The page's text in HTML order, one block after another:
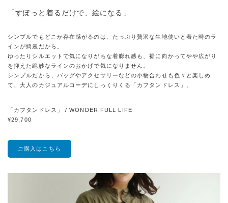
「すぽっと着るだけで、絵になる」
シンプルでもどこか存在感がるのは、たっぷり贅沢な生地使いと着た時のラ
インが綺麗だから。
ゆったりシルエットで気になりがちな着膨れ感も、裾に向かってやや広がり
を抑えた絶妙なラインのおかげで気になりません。
シンプルだから、バッグやアクセサリーなどの小物合わせも色々と楽しめ
て、大人のカジュアルコーデにしっくりくる「カフタンドレス」。
「カフタンドレス」 / WONDER FULL LIFE
¥29,700
ご購入はこちら